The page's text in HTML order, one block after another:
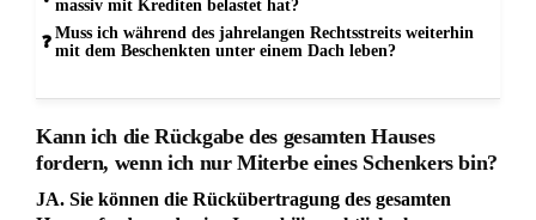
zurückübertragen muss, um den ursprünglichen Zustand vor
der Schenkung wiederherzustellen. Diese Unteilbarkeit
schützt Sie davor, dass der Beschenkte Sie mit dem Verweis
Widerrufsgrund für das gesamte Rechtsgeschäft durchgreift.
Eine Ausnahme besteht lediglich dann, wenn die Schenkung
oder die Unteilbarkeit durch eine besondere Gestaltung des